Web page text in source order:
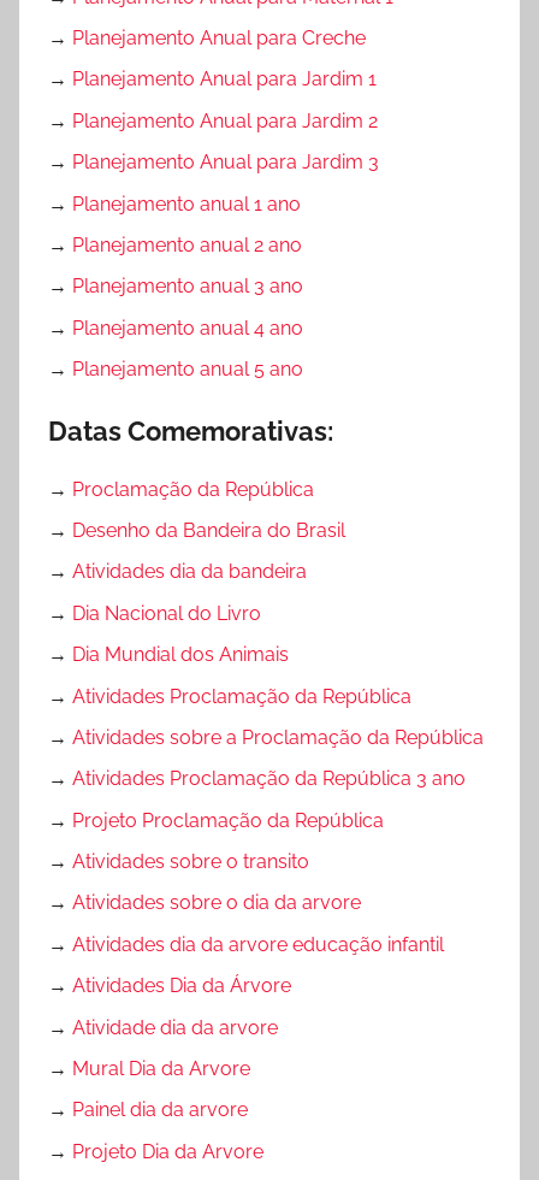
→ Planejamento Anual para Creche
→ Planejamento Anual para Jardim 1
→ Planejamento Anual para Jardim 2
→ Planejamento Anual para Jardim 3
→ Planejamento anual 1 ano
→ Planejamento anual 2 ano
→ Planejamento anual 3 ano
→ Planejamento anual 4 ano
→ Planejamento anual 5 ano
Datas Comemorativas:
→ Proclamação da República
→ Desenho da Bandeira do Brasil
→ Atividades dia da bandeira
→ Dia Nacional do Livro
→ Dia Mundial dos Animais
→ Atividades Proclamação da República
→ Atividades sobre a Proclamação da República
→ Atividades Proclamação da República 3 ano
→ Projeto Proclamação da República
→ Atividades sobre o transito
→ Atividades sobre o dia da arvore
→ Atividades dia da arvore educação infantil
→ Atividades Dia da Árvore
→ Atividade dia da arvore
→ Mural Dia da Arvore
→ Painel dia da arvore
→ Projeto Dia da Arvore